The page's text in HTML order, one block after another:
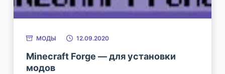
МОДЫ 12.09.2020
Minecraft Forge — для установки
модов